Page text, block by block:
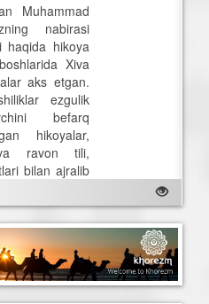
Muhammad
nabirasi
haqida hikoya
Xiva
aks etgan.
ezgulik
befarq
hikoyalar,
ravon tili,
bilan ajralib